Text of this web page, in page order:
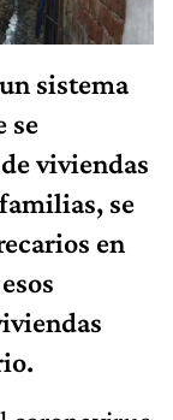
un sistema
se
viviendas
se
en